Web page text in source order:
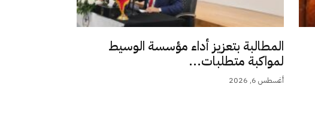
المطالبة بتعزيز أداء مؤسسة الوسيط
لمواكبة متطلبات...
أغسطس 6, 2026